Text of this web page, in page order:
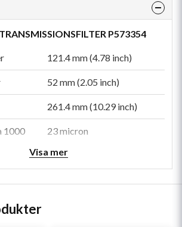
P573354
121.4 mm (4.78 inch)
52 mm (2.05 inch)
261.4 mm (10.29 inch)
1000 23 micron
6.9 bar (100 psi)
Visa mer